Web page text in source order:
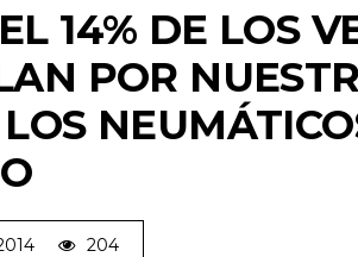
14% DE LOS
POR
204